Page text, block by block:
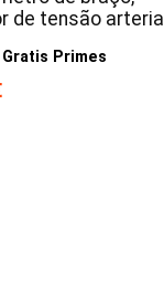
de tensão arterial
Primes